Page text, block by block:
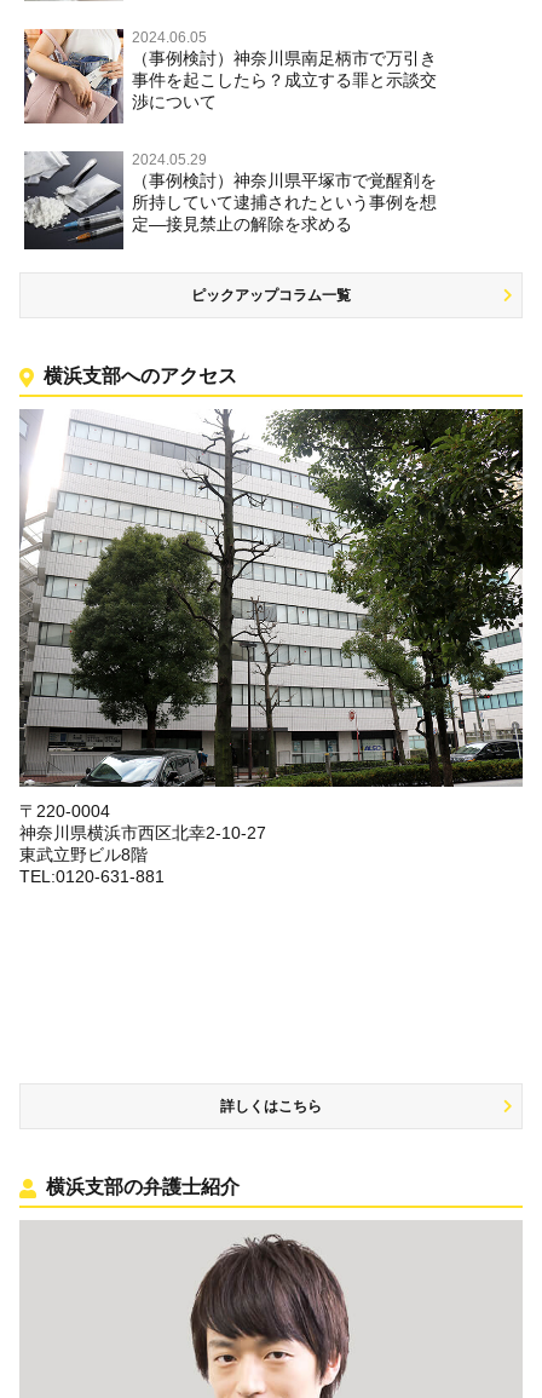
2024.06.05
（事例検討）神奈川県南足柄市で万引き
事件を起こしたら？成立する罪と示談交
渉について
2024.05.29
（事例検討）神奈川県平塚市で覚醒剤を
所持していて逮捕されたという事例を想
定―接見禁止の解除を求める
ピックアップコラム一覧
横浜支部へのアクセス
〒220-0004
神奈川県横浜市西区北幸2-10-27
東武立野ビル8階
TEL:0120-631-881
詳しくはこちら
横浜支部の弁護士紹介